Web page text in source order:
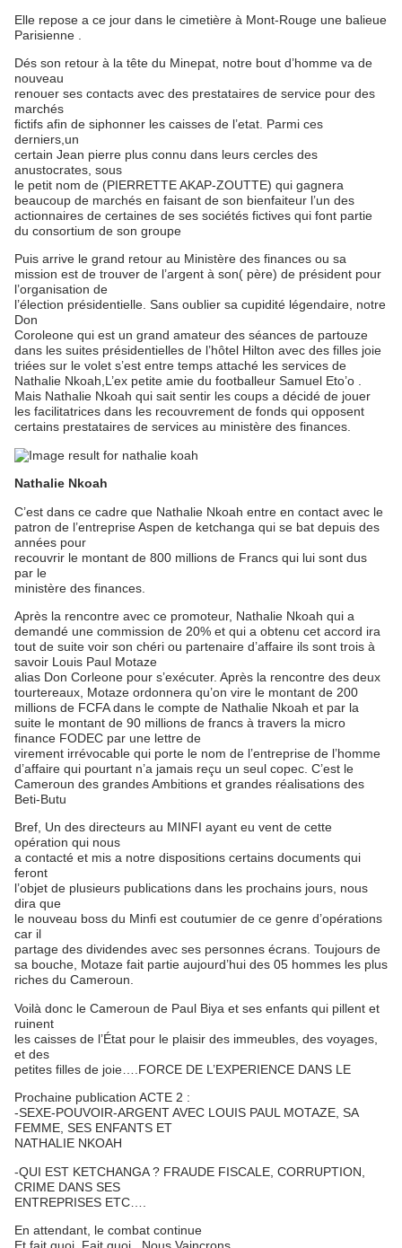
Elle repose a ce jour dans le cimetière à Mont-Rouge une balieue
Parisienne .
Dés son retour à la tête du Minepat, notre bout d’homme va de
nouveau
renouer ses contacts avec des prestataires de service pour des
marchés
fictifs afin de siphonner les caisses de l’etat. Parmi ces
derniers,un
certain Jean pierre plus connu dans leurs cercles des
anustocrates, sous
le petit nom de (PIERRETTE AKAP-ZOUTTE) qui gagnera
beaucoup de marchés en faisant de son bienfaiteur l’un des
actionnaires de certaines de ses sociétés fictives qui font partie
du consortium de son groupe
Puis arrive le grand retour au Ministère des finances ou sa
mission est de trouver de l’argent à son( père) de président pour
l’organisation de
l’élection présidentielle. Sans oublier sa cupidité légendaire, notre
Don
Coroleone qui est un grand amateur des séances de partouze
dans les suites présidentielles de l’hôtel Hilton avec des filles joie
triées sur le volet s’est entre temps attaché les services de
Nathalie Nkoah,L’ex petite amie du footballeur Samuel Eto’o .
Mais Nathalie Nkoah qui sait sentir les coups a décidé de jouer
les facilitatrices dans les recouvrement de fonds qui opposent
certains prestataires de services au ministère des finances.
Nathalie Nkoah
C’est dans ce cadre que Nathalie Nkoah entre en contact avec le
patron de l’entreprise Aspen de ketchanga qui se bat depuis des
années pour
recouvrir le montant de 800 millions de Francs qui lui sont dus
par le
ministère des finances.
Après la rencontre avec ce promoteur, Nathalie Nkoah qui a
demandé une commission de 20% et qui a obtenu cet accord ira
tout de suite voir son chéri ou partenaire d’affaire ils sont trois à
savoir Louis Paul Motaze
alias Don Corleone pour s’exécuter. Après la rencontre des deux
tourtereaux, Motaze ordonnera qu’on vire le montant de 200
millions de FCFA dans le compte de Nathalie Nkoah et par la
suite le montant de 90 millions de francs à travers la micro
finance FODEC par une lettre de
virement irrévocable qui porte le nom de l’entreprise de l’homme
d’affaire qui pourtant n’a jamais reçu un seul copec. C’est le
Cameroun des grandes Ambitions et grandes réalisations des
Beti-Butu
Bref, Un des directeurs au MINFI ayant eu vent de cette
opération qui nous
a contacté et mis a notre dispositions certains documents qui
feront
l’objet de plusieurs publications dans les prochains jours, nous
dira que
le nouveau boss du Minfi est coutumier de ce genre d’opérations
car il
partage des dividendes avec ses personnes écrans. Toujours de
sa bouche, Motaze fait partie aujourd’hui des 05 hommes les plus
riches du Cameroun.
Voilà donc le Cameroun de Paul Biya et ses enfants qui pillent et
ruinent
les caisses de l’État pour le plaisir des immeubles, des voyages,
et des
petites filles de joie….FORCE DE L’EXPERIENCE DANS LE
Prochaine publication ACTE 2 :
-SEXE-POUVOIR-ARGENT AVEC LOUIS PAUL MOTAZE, SA
FEMME, SES ENFANTS ET
NATHALIE NKOAH
-QUI EST KETCHANGA ? FRAUDE FISCALE, CORRUPTION,
CRIME DANS SES
ENTREPRISES ETC….
En attendant, le combat continue